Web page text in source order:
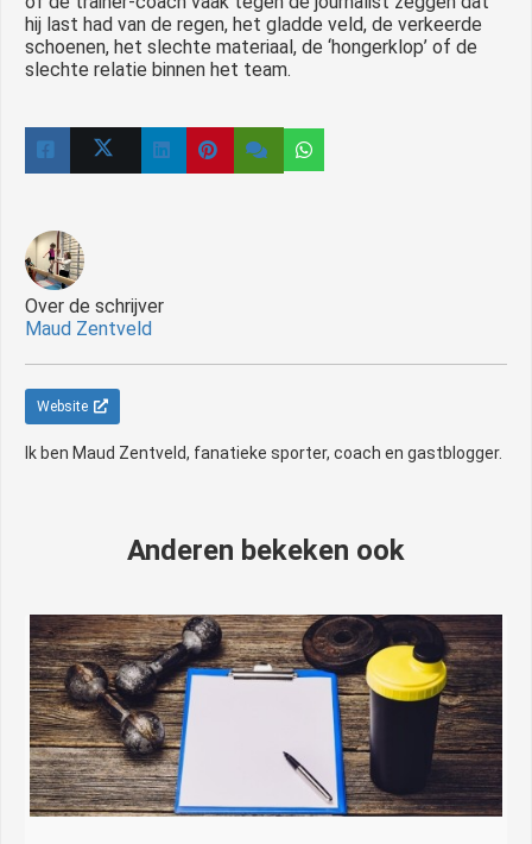
hij last had van de regen, het gladde veld, de verkeerde
schoenen, het slechte materiaal, de ‘hongerklop’ of de
slechte relatie binnen het team.
Over de schrijver
Maud Zentveld
Website
Ik ben Maud Zentveld, fanatieke sporter, coach en gastblogger.
Anderen bekeken ook